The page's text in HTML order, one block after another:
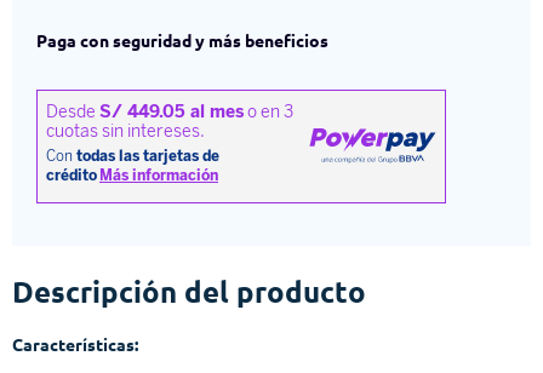
Paga con seguridad y más beneficios
Descripción del producto
Características: